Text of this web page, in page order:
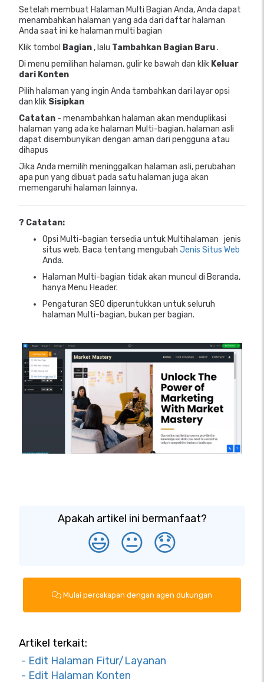
Setelah membuat Halaman Multi Bagian Anda, Anda dapat
menambahkan halaman yang ada dari daftar halaman
Anda saat ini ke halaman multi bagian
Klik tombol Bagian , lalu Tambahkan Bagian Baru.
Di menu pemilihan halaman, gulir ke bawah dan klik Keluar
dari Konten
Pilih halaman yang ingin Anda tambahkan dari layar opsi
dan klik Sisipkan
Catatan - menambahkan halaman akan menduplikasi
halaman yang ada ke halaman Multi-bagian, halaman asli
dapat disembunyikan dengan aman dari pengguna atau
dihapus
Jika Anda memilih meninggalkan halaman asli, perubahan
apa pun yang dibuat pada satu halaman juga akan
memengaruhi halaman lainnya.
? Catatan:
Opsi Multi-bagian tersedia untuk Multihalaman jenis
situs web. Baca tentang mengubah Jenis Situs Web
Anda.
Halaman Multi-bagian tidak akan muncul di Beranda,
hanya Menu Header.
Pengaturan SEO diperuntukkan untuk seluruh
halaman Multi-bagian, bukan per bagian.
Apakah artikel ini bermanfaat?
😃 😐 😞
Mulai percakapan dengan agen dukungan
Artikel terkait:
- Edit Halaman Fitur/Layanan
- Edit Halaman Konten